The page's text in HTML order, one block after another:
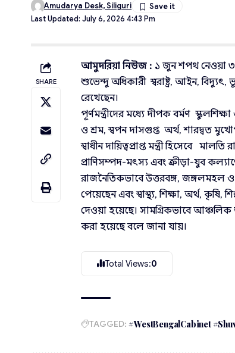
Last Updated: July 6, 2026 4:43 Pm
Amudarya Desk, Siliguri
SHARE
আমুদরিয়া নিউজ : ১ জুন শপথ নেওয়া ৩৫
শুভেন্দু অধিকারী স্বরাষ্ট্র, আইন,
রেখেছেন।
পূর্ণমন্ত্রীদের মধ্যে দীপক বর্মণ
ও শ্রম, স্বপন দাসগুপ্ত অর্থ, শারদ্বত
স্বাধীন দায়িত্বপ্রাপ্ত মন্ত্রী হিসেবে
প্রাণিসম্পদ-মৎস্য এবং ক্রীড়া-যুব
রাজনৈতিকভাবে উত্তরবঙ্গ, জঙ্গলমহল ও
পেয়েছেন এবং স্বাস্থ্য, শিক্ষা, অর্থ,
দেওয়া হয়েছে। সামগ্রিকভাবে আঞ্চলিক
করা হয়েছে বলে জানা যায়।
Total Views:0
TAGGED: #WestBengalCabinet